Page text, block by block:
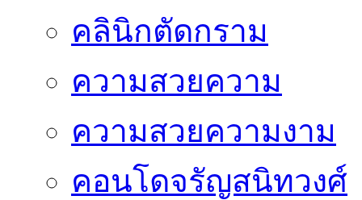
คลินิกตัดกราม
ความสวยความ
ความสวยความงาม
คอนโดจรัญสนิทวงศ์